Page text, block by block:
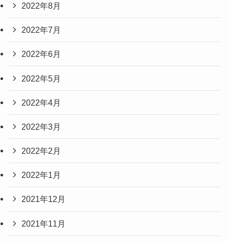
2022年8月
2022年7月
2022年6月
2022年5月
2022年4月
2022年3月
2022年2月
2022年1月
2021年12月
2021年11月